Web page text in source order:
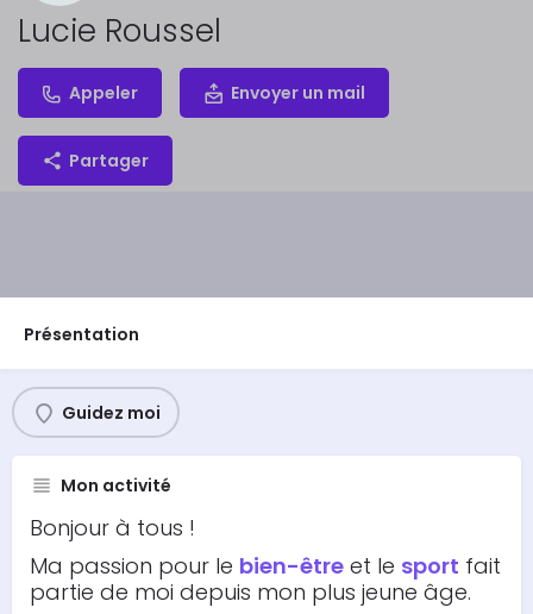
Lucie Roussel
Appeler Envoyer un mail
Partager
Présentation
Guidez moi
Mon activité
Bonjour à tous !
Ma passion pour le bien-être et le sport fait
partie de moi depuis mon plus jeune âge.